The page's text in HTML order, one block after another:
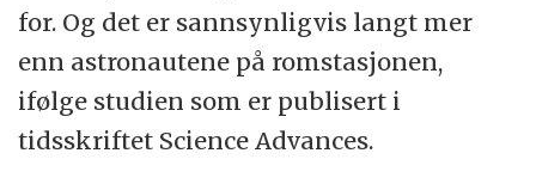
for. Og det er sannsynligvis langt mer
enn astronautene på romstasjonen,
ifølge studien som er publisert i
tidsskriftet Science Advances.